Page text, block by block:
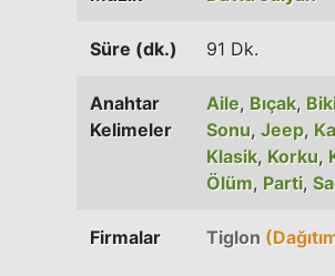
Süre (dk.) 91 Dk.
Anahtar
Kelimeler
Aile, Bıçak,
Sonu, Jeep,
Klasik, Korku,
Ölüm, Parti,
Firmalar Tiglon